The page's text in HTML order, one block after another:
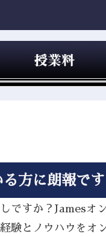
方に朗報です
ですか？Jamesオ
験とノウハウをオ